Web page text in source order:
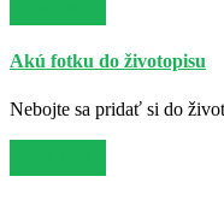
Akú fotku do životopisu
Nebojte sa pridať si do